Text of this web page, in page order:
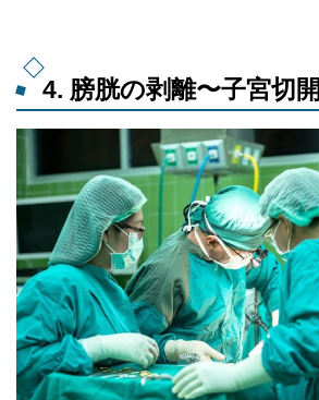
4. 膀胱の剥離〜子宮切開